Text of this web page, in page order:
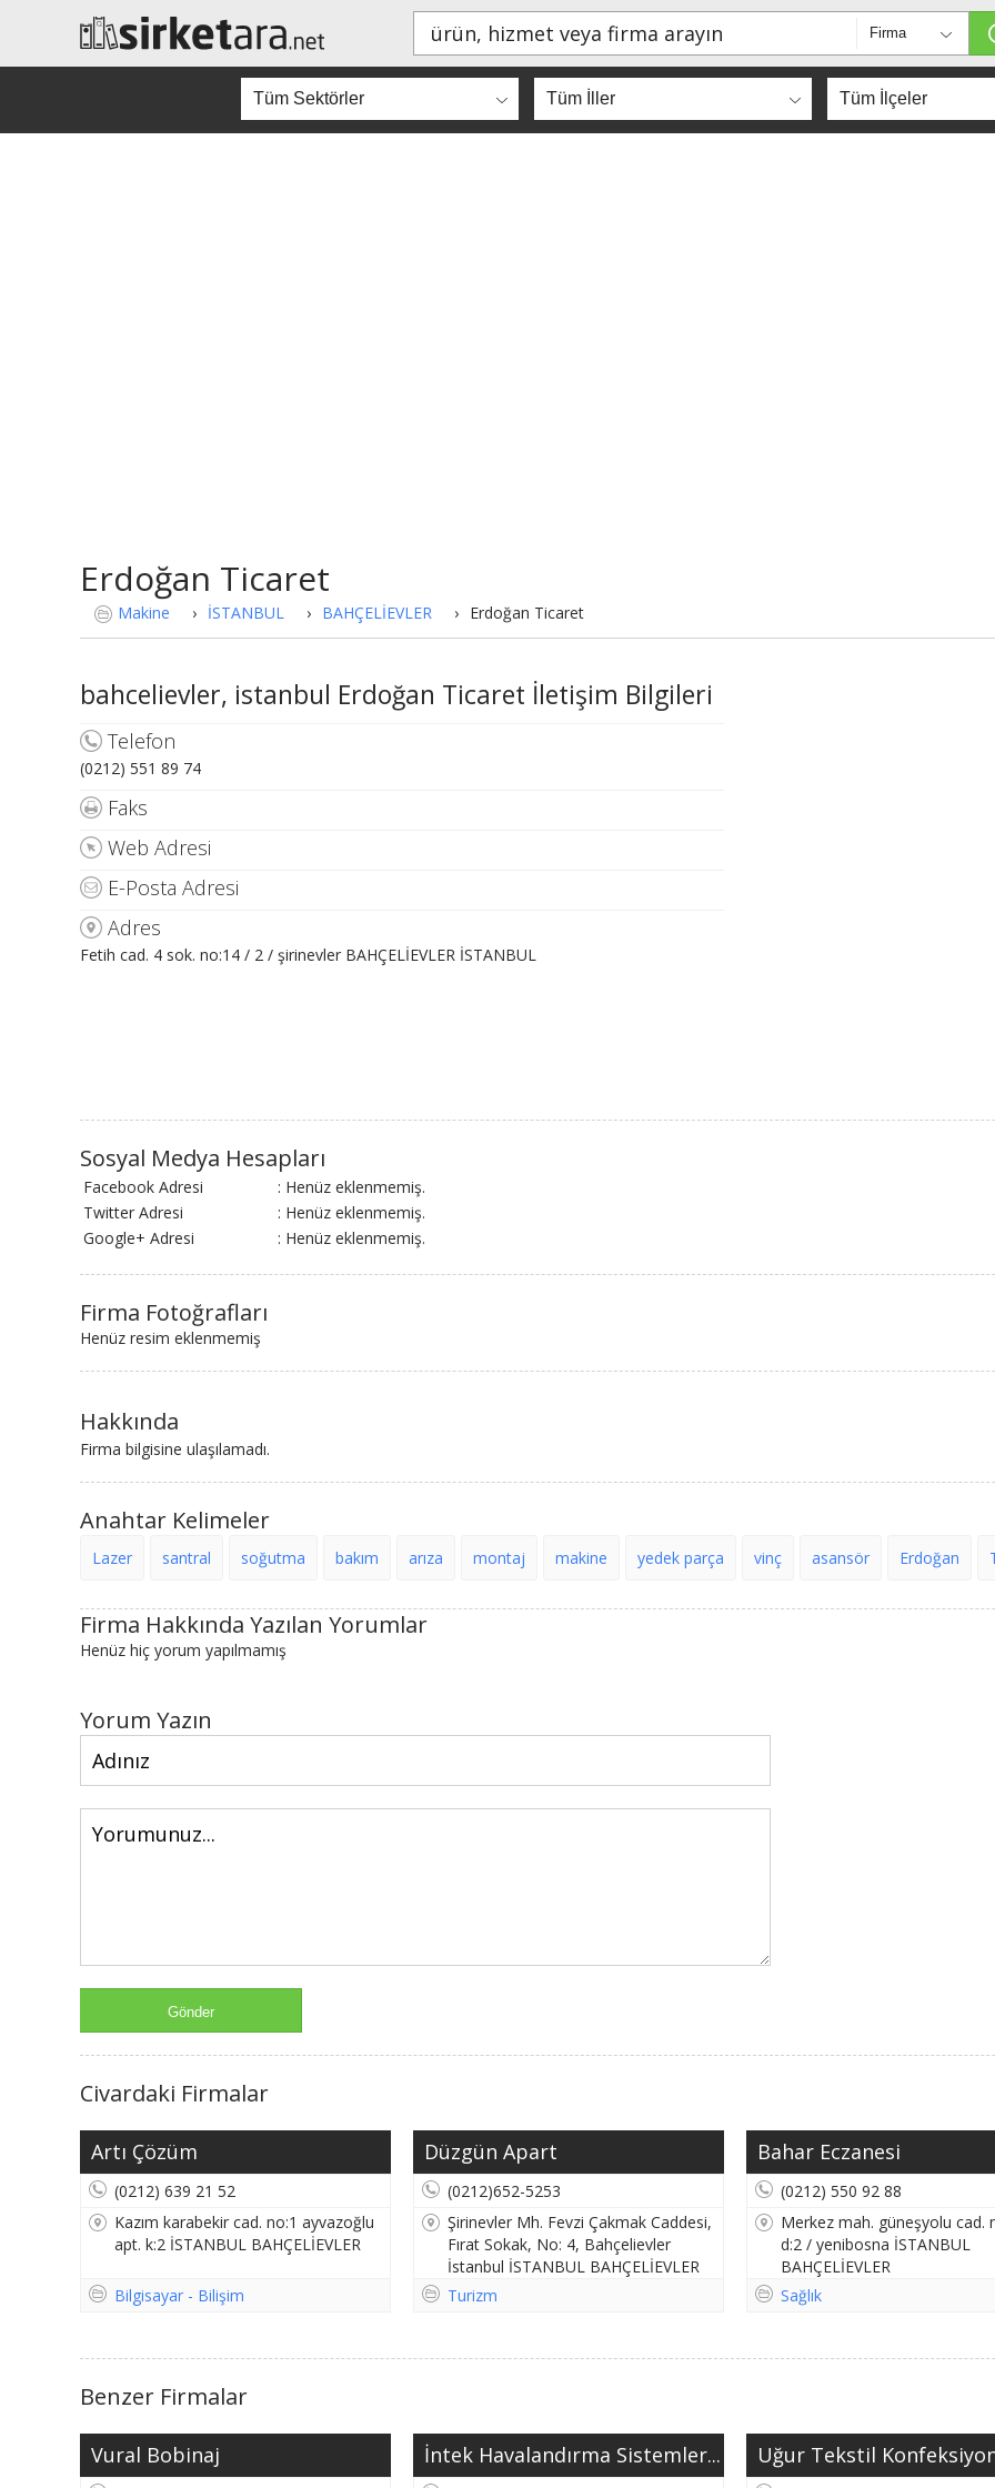
Erdoğan Ticaret
Makine › İSTANBUL › BAHÇELİEVLER › Erdoğan Ticaret
bahcelievler, istanbul Erdoğan Ticaret İletişim Bilgileri
Telefon
(0212) 551 89 74
Faks
Web Adresi
E-Posta Adresi
Adres
Fetih cad. 4 sok. no:14 / 2 / şirinevler BAHÇELİEVLER İSTANBUL
Sosyal Medya Hesapları
Facebook Adresi
: Henüz eklenmemiş.
Twitter Adresi
: Henüz eklenmemiş.
Google+ Adresi
: Henüz eklenmemiş.
Firma Fotoğrafları
Henüz resim eklenmemiş
Hakkında
Firma bilgisine ulaşılamadı.
Anahtar Kelimeler
Lazer santral soğutma bakım arıza montaj makine yedek parça vinç asansör Erdoğan
Firma Hakkında Yazılan Yorumlar
Henüz hiç yorum yapılmamış
Yorum Yazın
Civardaki Firmalar
Artı Çözüm
(0212) 639 21 52
Kazım karabekir cad. no:1 ayvazoğlu
apt. k:2 İSTANBUL BAHÇELİEVLER
Bilgisayar - Bilişim
Düzgün Apart
(0212)652-5253
Şirinevler Mh. Fevzi Çakmak Caddesi,
Fırat Sokak, No: 4, Bahçelievler
İstanbul İSTANBUL BAHÇELİEVLER
Turizm
Bahar Eczanesi
(0212) 550 92 88
Merkez mah. güneşyolu cad.
d:2 / yenibosna İSTANBUL
BAHÇELİEVLER
Sağlık
Benzer Firmalar
Vural Bobinaj İntek Havalandırma Sistemler... Uğur Tekstil